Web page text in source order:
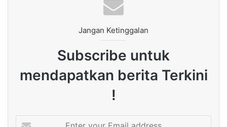
Jangan Ketinggalan
Subscribe untuk
mendapatkan berita Terkini
!